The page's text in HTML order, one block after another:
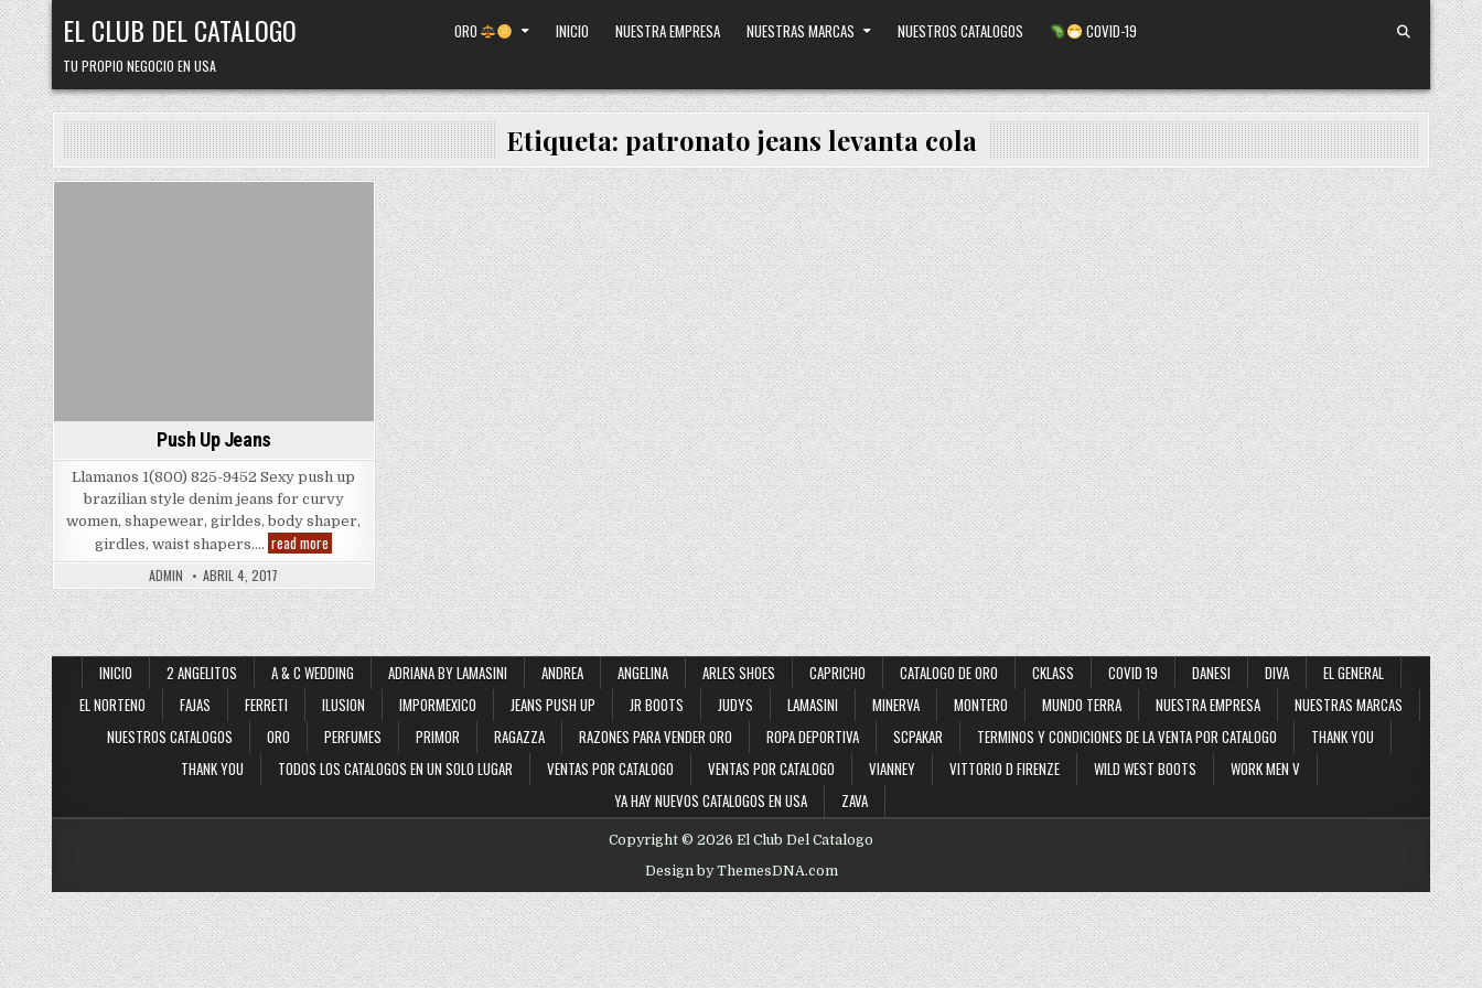
Skip
to
content
EL CLUB DEL CATALOGO
TU PROPIO NEGOCIO EN USA
ORO INICIO NUESTRA EMPRESA NUESTRAS MARCAS NUESTROS CATALOGOS COVID-19
Etiqueta: patronato jeans levanta cola
Push Up Jeans
Llamanos 1(800) 825-9452 Sexy push up
brazilian style denim jeans for curvy
women, shapewear, girldes, body shaper,
girdles, waist shapers…. read more
Up
ADMIN ABRIL 4, 2017
INICIO 2 ANGELITOS A & C WEDDING ADRIANA BY LAMASINI ANDREA ANGELINA ARLES SHOES CAPRICHO CATALOGO DE ORO CKLASS COVID 19 DANESI DIVA
EL GENERAL
EL NORTENO
FAJAS FERRETI ILUSION IMPORMEXICO JEANS PUSH UP JR BOOTS JUDYS LAMASINI MINERVA MONTERO MUNDO TERRA NUESTRA EMPRESA
NUESTRAS MARCAS
NUESTROS CATALOGOS
ORO PERFUMES PRIMOR RAGAZZA RAZONES PARA VENDER ORO ROPA DEPORTIVA SCPAKAR TERMINOS Y CONDICIONES DE LA VENTA POR CATALOGO
THANK YOU
THANK YOU
TODOS LOS CATALOGOS EN UN SOLO LUGAR VENTAS POR CATALOGO VENTAS POR CATALOGO VIANNEY VITTORIO D FIRENZE WILD WEST BOOTS
WORK MEN V
YA HAY NUEVOS CATALOGOS EN USA
ZAVA
Copyright © 2026 El Club Del Catalogo
Design by ThemesDNA.com